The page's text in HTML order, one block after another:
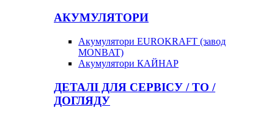
АКУМУЛЯТОРИ
Акумулятори EUROKRAFT (завод
MONBAT)
Акумулятори КАЙНАР
ДЕТАЛІ ДЛЯ СЕРВІСУ / ТО /
ДОГЛЯДУ